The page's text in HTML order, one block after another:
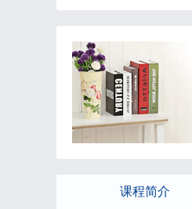
课程简介